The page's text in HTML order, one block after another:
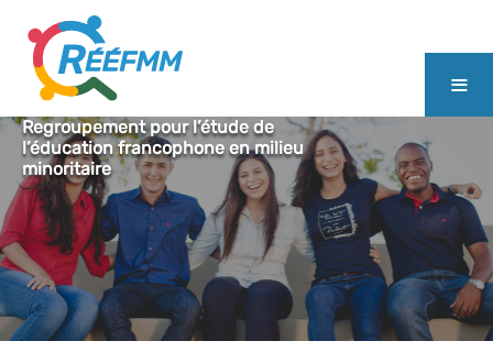
≡
Regroupement pour l’étude de
l’éducation francophone en milieu
minoritaire